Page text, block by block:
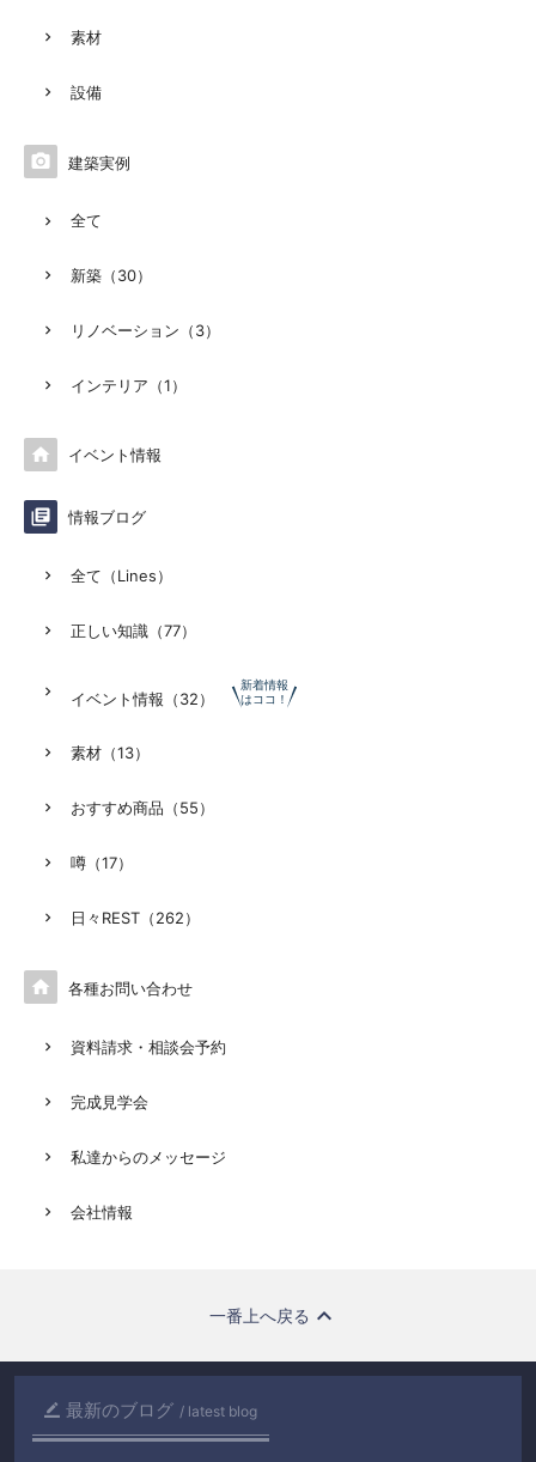
素材
設備
 建築実例
全て
新築（30）
リノベーション（3）
インテリア（1）
 イベント情報
 情報ブログ
全て（Lines）
正しい知識（77）
イベント情報（32）
新着情報
はココ！
素材（13）
おすすめ商品（55）
噂（17）
日々REST（262）
 各種お問い合わせ
資料請求・相談会予約
完成見学会
私達からのメッセージ
会社情報
一番上へ戻る
 最新のブログ latest blog